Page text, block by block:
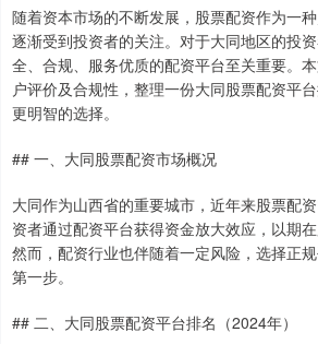
随着资本市场的不断发展，股票配资作为一
逐渐受到投资者的关注。对于大同地区的投
全、合规、服务优质的配资平台至关重要。
户评价及合规性，整理一份大同股票配资平
更明智的选择。
## 一、大同股票配资市场概况
大同作为山西省的重要城市，近年来股票配
资者通过配资平台获得资金放大效应，以期在
然而，配资行业也伴随着一定风险，选择正
第一步。
## 二、大同股票配资平台排名（2024年）